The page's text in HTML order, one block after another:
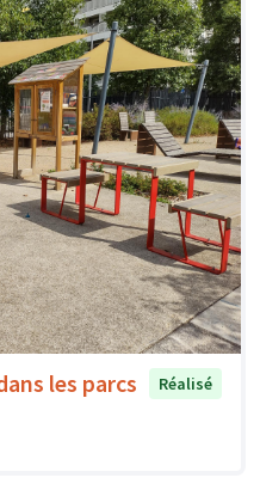
les parcs
Réalisé